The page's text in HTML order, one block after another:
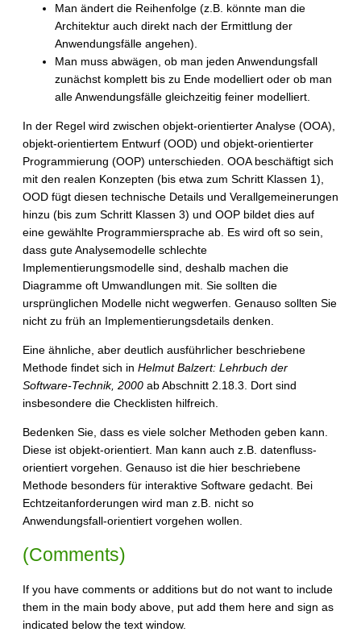
Man ändert die Reihenfolge (z.B. könnte man die
Architektur auch direkt nach der Ermittlung der
Anwendungsfälle angehen).
Man muss abwägen, ob man jeden Anwendungsfall
zunächst komplett bis zu Ende modelliert oder ob man
alle Anwendungsfälle gleichzeitig feiner modelliert.
In der Regel wird zwischen objekt-orientierter Analyse (OOA),
objekt-orientiertem Entwurf (OOD) und objekt-orientierter
Programmierung (OOP) unterschieden. OOA beschäftigt sich
mit den realen Konzepten (bis etwa zum Schritt Klassen 1),
OOD fügt diesen technische Details und Verallgemeinerungen
hinzu (bis zum Schritt Klassen 3) und OOP bildet dies auf
eine gewählte Programmiersprache ab. Es wird oft so sein,
dass gute Analysemodelle schlechte
Implementierungsmodelle sind, deshalb machen die
Diagramme oft Umwandlungen mit. Sie sollten die
ursprünglichen Modelle nicht wegwerfen. Genauso sollten Sie
nicht zu früh an Implementierungsdetails denken.
Eine ähnliche, aber deutlich ausführlicher beschriebene
Methode findet sich in Helmut Balzert: Lehrbuch der
Software-Technik, 2000 ab Abschnitt 2.18.3. Dort sind
insbesondere die Checklisten hilfreich.
Bedenken Sie, dass es viele solcher Methoden geben kann.
Diese ist objekt-orientiert. Man kann auch z.B. datenfluss-
orientiert vorgehen. Genauso ist die hier beschriebene
Methode besonders für interaktive Software gedacht. Bei
Echtzeitanforderungen wird man z.B. nicht so
Anwendungsfall-orientiert vorgehen wollen.
(Comments)
If you have comments or additions but do not want to include
them in the main body above, put add them here and sign as
indicated below the text window.